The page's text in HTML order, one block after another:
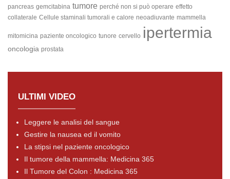
pancreas gemcitabina tumore perché non si può operare effetto
collaterale Cellule staminali tumorali e calore neoadiuvante mammella
mitomicina paziente oncologico tunore cervello ipertermia
oncologia prostata
ULTIMI VIDEO
Leggere le analisi del sangue
Gestire la nausea ed il vomito
La stipsi nel paziente oncologico
Il tumore della mammella: Medicina 365
Il Tumore del Colon : Medicina 365